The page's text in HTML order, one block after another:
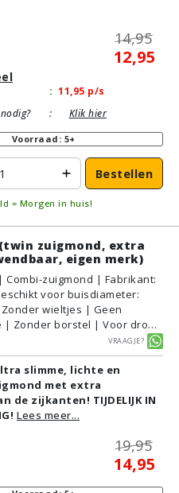
14,95
12,95
: 11,95 p/s
: Klik hier
Voorraad: 5+
Bestellen
= Morgen in huis!
(twin zuigmond, extra
eigen merk)
| Combi-zuigmond | Fabrikant:
voor buisdiameter:
Zonder wieltjes | Geen
Zonder borstel | Voor droog
31cm | Zonder verlichting |
| Zwart | Alternatief |
Plavuizen/Tegels,
PVC/Vinyl,
Vraagje?
slimme, lichte en
met extra
de zijkanten! TIJDELIJK IN
Lees meer...
19,95
14,95